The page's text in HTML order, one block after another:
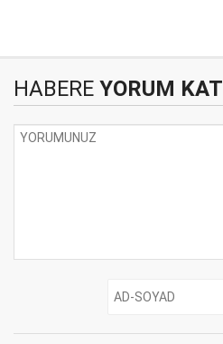
HABERE YORUM KAT